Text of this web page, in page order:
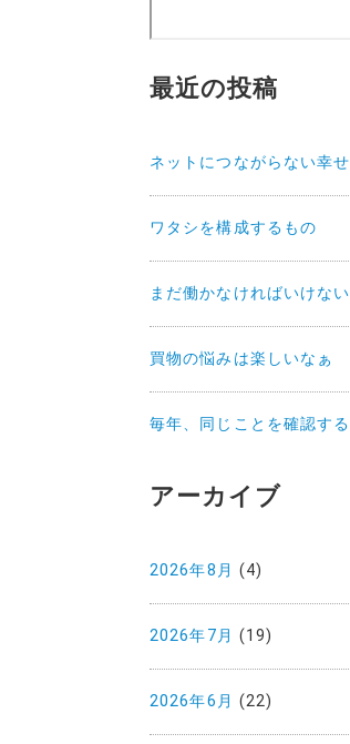
最近の投稿
ネットにつながらない幸せ
ワタシを構成するもの
まだ働かなければいけない
買物の悩みは楽しいなぁ
毎年、同じことを確認する
アーカイブ
2026年8月 (4)
2026年7月 (19)
2026年6月 (22)